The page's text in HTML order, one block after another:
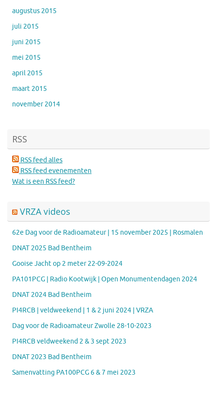
augustus 2015
juli 2015
juni 2015
mei 2015
april 2015
maart 2015
november 2014
RSS
RSS feed alles
RSS feed evenementen
Wat is een RSS feed?
VRZA videos
62e Dag voor de Radioamateur | 15 november 2025 | Rosmalen
DNAT 2025 Bad Bentheim
Gooise Jacht op 2 meter 22-09-2024
PA101PCG | Radio Kootwijk | Open Monumentendagen 2024
DNAT 2024 Bad Bentheim
PI4RCB | veldweekend | 1 & 2 juni 2024 | VRZA
Dag voor de Radioamateur Zwolle 28-10-2023
PI4RCB veldweekend 2 & 3 sept 2023
DNAT 2023 Bad Bentheim
Samenvatting PA100PCG 6 & 7 mei 2023